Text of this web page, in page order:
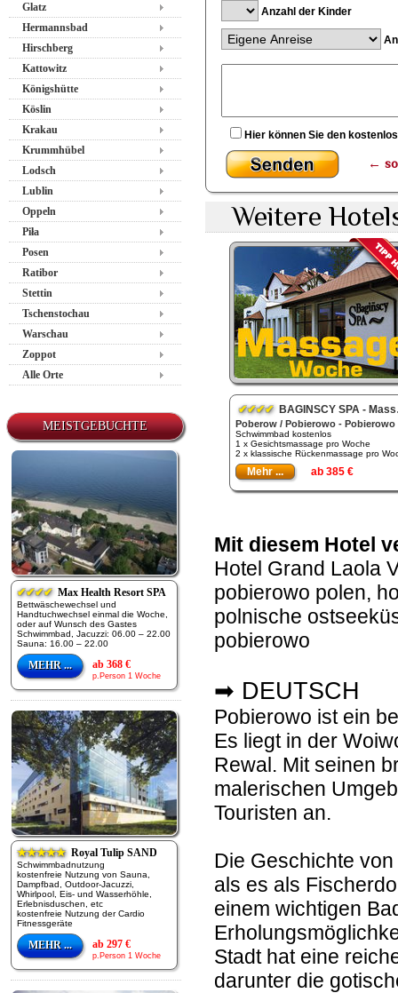
Glatz
Hermannsbad
Hirschberg
Kattowitz
Königshütte
Köslin
Krakau
Krummhübel
Lodsch
Lublin
Oppeln
Piła
Posen
Ratibor
Stettin
Tschenstochau
Warschau
Zoppot
Alle Orte
MEISTGEBUCHTE
✔✔✔✔ Max Health Resort SPA
Bettwäschewechsel und
Handtuchwechsel einmal die Woche,
oder auf Wunsch des Gastes
Schwimmbad, Jacuzzi: 06.00 – 22.00
Sauna: 16.00 – 22.00
MEHR ... ab 368 €
p.Person 1 Woche
★★★★★Royal Tulip SAND
Schwimmbadnutzung
kostenfreie Nutzung von Sauna,
Dampfbad, Outdoor-Jacuzzi,
Whirlpool, Eis- und Wasserhöhle,
Erlebnisduschen, etc
kostenfreie Nutzung der Cardio
Fitnessgeräte
MEHR ... ab 297 €
p.Person 1 Woche
Anzahl der Kinder
Hier können Sie den
←
Weitere
✔✔✔✔BAGINSCY SPA - Massage Woche
Poberow / Pobierowo - Pobierowo
Schwimmbad kostenlos
1 x Gesichtsmassage pro Woche
2 x klassische Rückenmassage pro
Mehr ... ab 385 €
Mit diesem Hotel
Hotel Grand Laola
pobierowo polen,
polnische
pobierowo
➡ DEUTSCH
Pobierowo ist ein
Es liegt in der
Rewal. Mit seinen
malerischen
Touristen an.
Die Geschichte
als es als
einem wichtigen
Stadt hat eine
darunter die